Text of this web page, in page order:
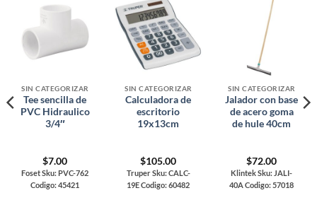
SIN CATEGORIZAR
Tee sencilla de
PVC Hidraulico
3/4″
$7.00
Foset Sku: PVC-762
Codigo: 45421
SIN CATEGORIZAR
Calculadora de
escritorio
19x13cm
$105.00
Truper Sku: CALC-
19E Codigo: 60482
SIN CATEGORIZAR
Jalador con base
de acero goma
de hule 40cm
$72.00
Klintek Sku: JALI-
40A Codigo: 57018